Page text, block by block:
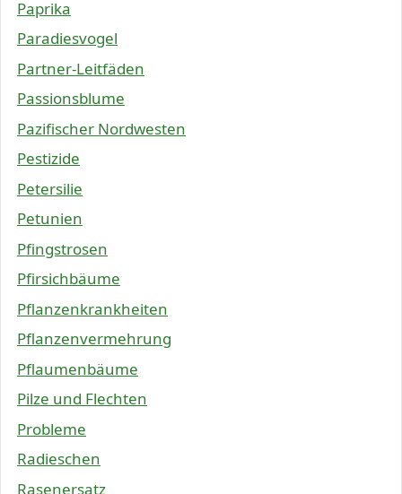
Paprika
Paradiesvogel
Partner-Leitfäden
Passionsblume
Pazifischer Nordwesten
Pestizide
Petersilie
Petunien
Pfingstrosen
Pfirsichbäume
Pflanzenkrankheiten
Pflanzenvermehrung
Pflaumenbäume
Pilze und Flechten
Probleme
Radieschen
Rasenersatz